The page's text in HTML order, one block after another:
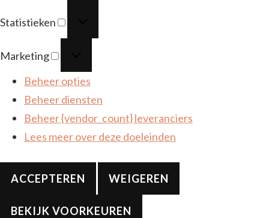
Statistieken
Marketing
Beheer opties
Beheer diensten
Beheer {vendor_count} leveranciers
Lees meer over deze doeleinden
ACCEPTEREN WEIGEREN
BEKIJK VOORKEUREN